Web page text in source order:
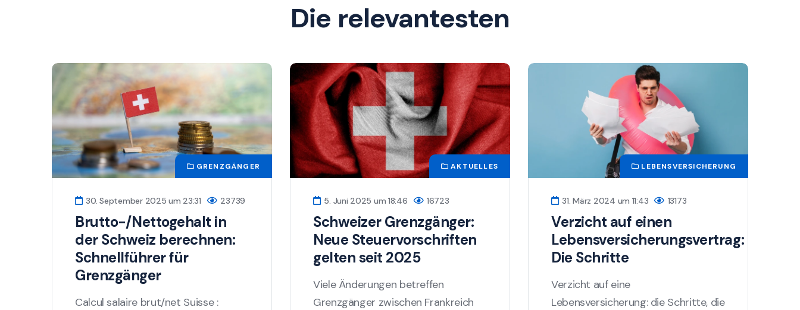
Die relevantesten
GRENZGÄNGER
30. September 2025 um 23:31 23739
Brutto-/Nettogehalt in
der Schweiz berechnen:
Schnellführer für
Grenzgänger
Calcul salaire brut/net Suisse :
AKTUELLES
5. Juni 2025 um 18:46 16723
Schweizer Grenzgänger:
Neue Steuervorschriften
gelten seit 2025
Viele Änderungen betreffen
Grenzgänger zwischen Frankreich
LEBENSVERSICHERUNG
31. März 2024 um 11:43 13173
Verzicht auf einen
Lebensversicherungsvertrag:
Die Schritte
Verzicht auf eine
Lebensversicherung: die Schritte, die